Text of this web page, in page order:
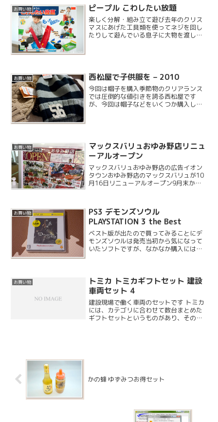
しく、7 割引きくらいで購入したそうで
す。
お買い物 ピープル こわしたい放題
楽しく分解・組み立て遊び去年のクリス
マスにあげた工具類を使ってネジを回し
たりして遊んでいる息子に大物を渡して
お買い物 西松屋で子供服を – 2010
今回は帽子を購入季節物のクリアランス
では圧倒的な値引きを誇る西松屋です
が、今回は帽子などをいくつか購入して
お買い物
マックスバリュおゆみ野店リニュ
ーアルオープン
マックスバリュおゆみ野店の広告イオン
タウンおゆみ野店のマックスバリュが10
月16日リニューアルオープン9月末から
ルオープンしました。オープン2日前にイ
オンタウンおゆみ野...
お買い物
PS3 デモンズソウル
PLAYSTATION 3 the Best
ベスト版が出たので買ってみることにデ
モンズソウルは発売当初から気になって
いたソフトですが、なかなか購入には至
売されてお買い得になった...
お買い物
トミカ トミカギフトセット 建設
車両セット 4
建設現場で働く車両のセットです トミカ
には、カテゴリに合わせて数台まとめた
ギフトセットというものがあり、その名
かの蜂 ゆずみつお得セット